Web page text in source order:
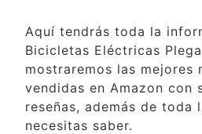
Aquí tendrás toda la
Bicicletas Eléctricas
mostraremos las mejores
vendidas en Amazon con
reseñas, además de toda
necesitas saber.